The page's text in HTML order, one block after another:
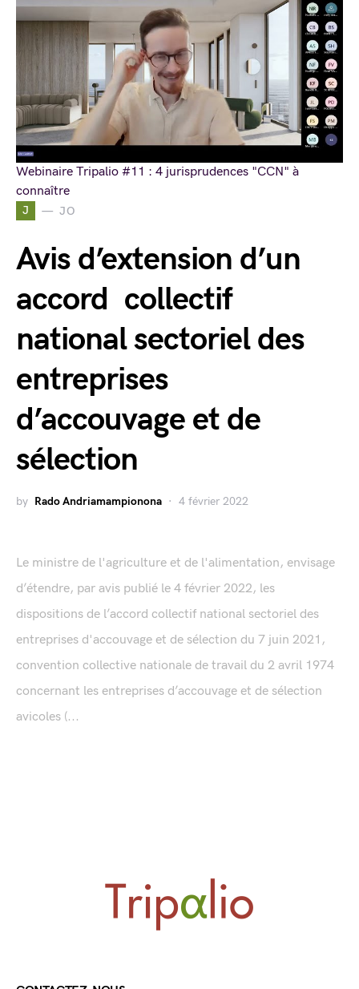
J JO
Avis d’extension d’un
accord collectif
national sectoriel des
entreprises
d’accouvage et de
sélection
by Rado Andriamampionona 4 février 2022
Le ministre de l'agriculture et de l'alimentation, envisage
d’étendre, par avis publié le 4 février 2022, les
dispositions de l’accord collectif national sectoriel des
entreprises d'accouvage et de sélection du 7 juin 2021,
convention collective nationale de travail du 2 avril 1974
concernant les entreprises d’accouvage et de sélection
avicoles (...
Webinaire Tripalio #11 : 4 jurisprudences "CCN" à
connaître